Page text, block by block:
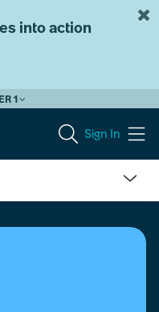
into action
1
Sign In